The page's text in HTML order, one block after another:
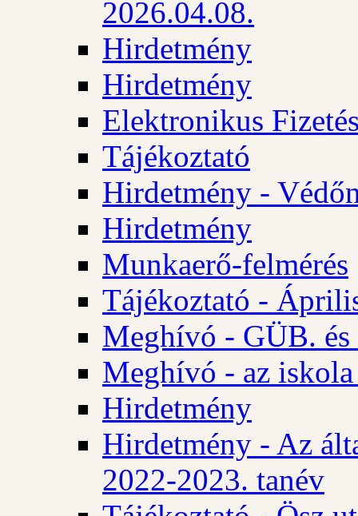
2026.04.08.
Hirdetmény
Hirdetmény
Elektronikus
Tájékoztató
Hirdetmény -
Hirdetmény
Munkaerő-felmérés
Tájékoztató -
Meghívó - GÜB.
Meghívó - az iskola
Hirdetmény
Hirdetmény - Az
2022-2023. tanév